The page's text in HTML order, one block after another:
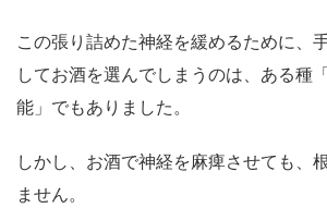
この張り詰めた神経を緩めるために、
してお酒を選んでしまうのは、ある種
能」でもありました。
しかし、お酒で神経を麻痺させても、
ません。